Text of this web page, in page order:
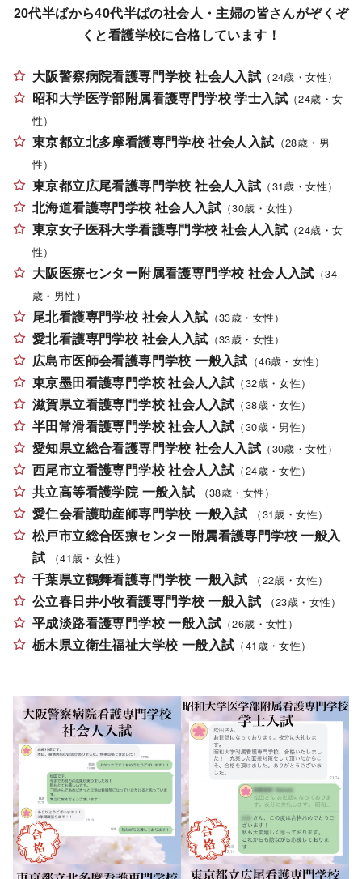
20代半ばから40代半ばの社会人・主婦の皆さんがぞくぞ
くと看護学校に合格しています！
大阪警察病院看護専門学校 社会人入試 （24歳・女性）
昭和大学医学部附属看護専門学校 学士入試 （24歳・女
性）
東京都立北多摩看護専門学校 社会人入試 （28歳・男
性）
東京都立広尾看護専門学校 社会人入試 （31歳・女性）
北海道看護専門学校 社会人入試 （30歳・女性）
東京女子医科大学看護専門学校 社会人入試 （24歳・女
性）
大阪医療センター附属看護専門学校 社会人入試 （34
歳・男性）
尾北看護専門学校 社会人入試 （33歳・女性）
愛北看護専門学校 社会人入試 （33歳・女性）
広島市医師会看護専門学校 一般入試 （46歳・女性）
東京墨田看護専門学校 社会人入試 （32歳・女性）
滋賀県立看護専門学校 社会人入試 （38歳・女性）
半田常滑看護専門学校 社会人入試 （30歳・男性）
愛知県立総合看護専門学校 社会人入試 （30歳・女性）
西尾市立看護専門学校 社会人入試 （24歳・女性）
共立高等看護学院 一般入試 （38歳・女性）
愛仁会看護助産師専門学校 一般入試 （31歳・女性）
松戸市立総合医療センター附属看護専門学校 一般入
試 （41歳・女性）
千葉県立鶴舞看護専門学校 一般入試 （22歳・女性）
公立春日井小牧看護専門学校 一般入試 （23歳・女性）
平成淡路看護専門学校 一般入試 （26歳・女性）
栃木県立衛生福祉大学校 一般入試 （41 歳・女性）